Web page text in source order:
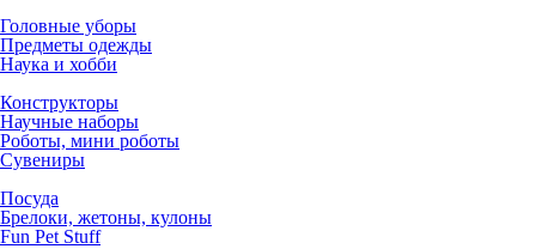
Головные уборы
Предметы одежды
Наука и хобби
Конструкторы
Научные наборы
Роботы, мини роботы
Сувениры
Посуда
Брелоки, жетоны, кулоны
Fun Pet Stuff